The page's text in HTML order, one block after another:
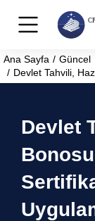
You are here:
Ana Sayfa
Güncel
Devlet Tahvili,
Devlet